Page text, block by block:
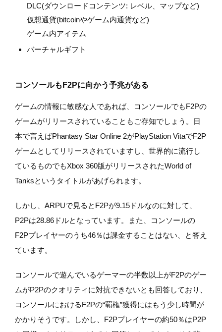
DLC(ダウンロードコンテンツ: レベル、マップなど)
仮想通貨(bitcoinやゲーム内通貨など)
ゲーム内アイテム
バーチャルギフト
コンソールもF2Pに向かう予兆がある
ゲームの情報に敏感な人であれば、コンソールでもF2Pの
ゲームがリリースされていることもご存知でしょう。日
本で言えばPhantasy Star Online 2がPlayStation VitaでF2P
ゲームとしてリリースされていますし、世界的に流行し
ているものでもXbox 360版がリリースされたWorld of
Tanksというタイトルがあげられます。
しかし、ARPUで見るとF2Pが9.15ドルなのに対して、
P2Pは28.86ドルとなっています。また、コンソールの
F2Pプレイヤーのうち46％は課金することはない、と答え
ています。
コンソールで遊んでいるゲーマーの半数以上がF2Pのゲー
ムがP2Pのクオリティに対抗できないとも回答しており、
コンソールにおけるF2Pの“覇権”獲得にはもう少し時間が
かかりそうです。しかし、F2Pプレイヤーの約50％はP2P